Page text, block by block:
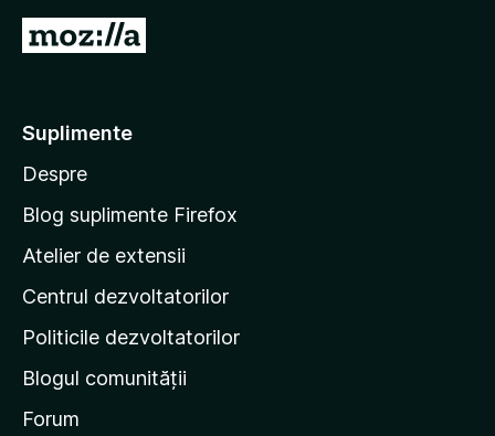
D
t
p
e
a
g
i
a
d
Suplimente
Despre
Blog suplimente Firefox
Atelier de extensii
Centrul dezvoltatorilor
Politicile dezvoltatorilor
Blogul comunității
Forum